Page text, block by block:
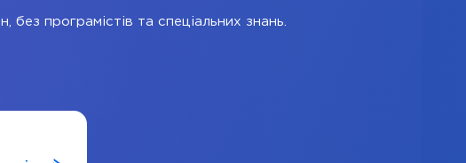
без програмістів та спеціальних знань.